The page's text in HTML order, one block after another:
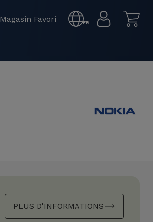
Magasin Favori FR
PLUS D'INFORMATIONS